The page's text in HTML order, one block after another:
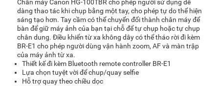
Chân máy Canon HG-100TBR cho phép người sử dụng dễ
dàng thao tác khi chụp bằng một tay, cho phép tự do thể hiện
sáng tạo hơn. Tay cầm có thể chuyển đổi thành chân máy để
bàn để giữ máy ảnh của bạn tại chỗ để tự chụp hoặc tự chụp
chân dung. Điều khiển từ xa không dây có thể tháo rời đi kèm
BR-E1 cho phép người dùng vận hành zoom, AF và màn trập
của máy ảnh từ xa.
Thiết kế đi kèm Bluetooth remote controller BR-E1
Lựa chọn tuyệt vời để chup/quay selfie
Hỗ trợ quay theo chiều dọc